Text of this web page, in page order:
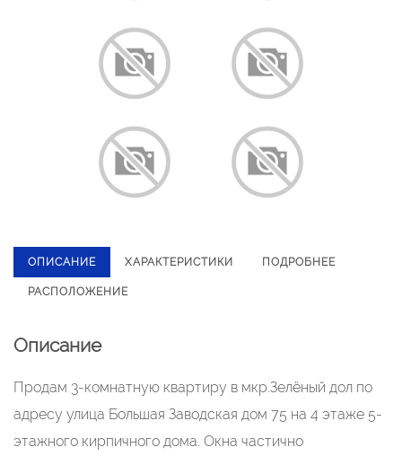
ОПИСАНИЕ ХАРАКТЕРИСТИКИ ПОДРОБНЕЕ
РАСПОЛОЖЕНИЕ
Описание
Продам 3-комнатную квартиру в мкр.Зелёный дол по
адресу улица Большая Заводская дом 75 на 4 этаже 5-
этажного кирпичного дома. Окна частично